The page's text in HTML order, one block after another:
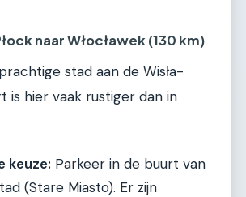
naar Włocławek (130 km)
stad aan de Wisła-
is hier vaak rustiger dan in
keuze: Parkeer in de buurt van
(Stare Miasto). Er zijn